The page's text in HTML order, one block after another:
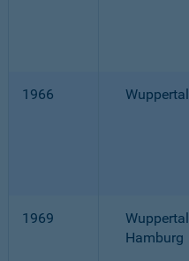
1966 Wuppertal
1969
Wuppertal
Hamburg